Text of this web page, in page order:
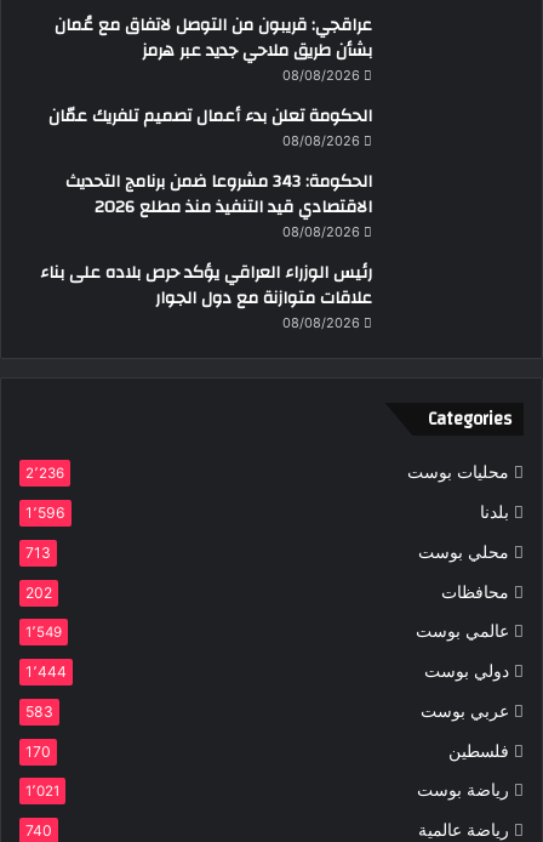
عراقجي: قريبون من التوصل لاتفاق مع عُمان
بشأن طريق ملاحي جديد عبر هرمز
08/08/2026
الحكومة تعلن بدء أعمال تصميم تلفريك عمّان
08/08/2026
الحكومة: 343 مشروعا ضمن برنامج التحديث
الاقتصادي قيد التنفيذ منذ مطلع 2026
08/08/2026
رئيس الوزراء العراقي يؤكد حرص بلاده على بناء
علاقات متوازنة مع دول الجوار
08/08/2026
Categories
محليات بوست 2٬236
بلدنا 1٬596
محلي بوست 713
محافظات 202
عالمي بوست 1٬549
دولي بوست 1٬444
عربي بوست 583
فلسطين 170
رياضة بوست 1٬021
رياضة عالمية 740